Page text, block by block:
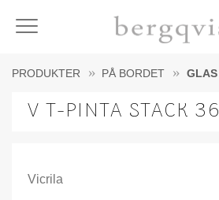
Meny
PRODUKTER PÅ BORDET GLAS
V T-PINTA STACK 36
Vicrila